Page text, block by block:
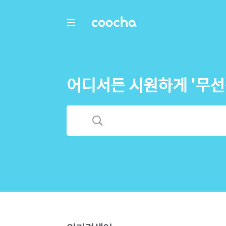
COOCHA
어디서든 시원하게 '무